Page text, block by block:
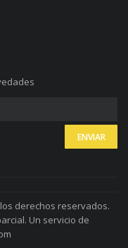
derechos reservados.
Un servicio de